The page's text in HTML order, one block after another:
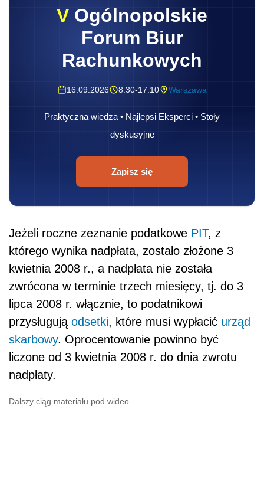
V Ogólnopolskie
Forum Biur
Rachunkowych
16.09.2026 8:30-17:10 Warszawa
Praktyczna wiedza • Najlepsi Eksperci • Stoły
dyskusyjne
Zapisz się
Jeżeli roczne zeznanie podatkowe PIT, z
którego wynika nadpłata, zostało złożone 3
kwietnia 2008 r., a nadpłata nie została
zwrócona w terminie trzech miesięcy, tj. do 3
lipca 2008 r. włącznie, to podatnikowi
przysługują odsetki, które musi wypłacić urząd
skarbowy. Oprocentowanie powinno być
liczone od 3 kwietnia 2008 r. do dnia zwrotu
nadpłaty.
Dalszy ciąg materiału pod wideo